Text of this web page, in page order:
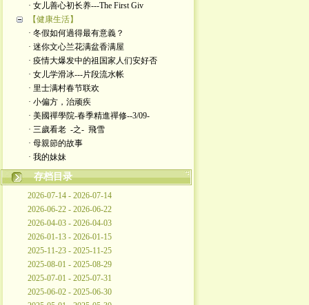
· 女儿善心初长养---The First Giv
【健康生活】
· 冬假如何過得最有意義？
· 迷你文心兰花满盆香满屋
· 疫情大爆发中的祖国家人们安好否
· 女儿学滑冰---片段流水帐
· 里士满村春节联欢
· 小偏方，治顽疾
· 美國禪學院-春季精進禪修--3/09-
· 三歲看老 -之- 飛雪
· 母親節的故事
· 我的妹妹
存档目录
2026-07-14 - 2026-07-14
2026-06-22 - 2026-06-22
2026-04-03 - 2026-04-03
2026-01-13 - 2026-01-15
2025-11-23 - 2025-11-25
2025-08-01 - 2025-08-29
2025-07-01 - 2025-07-31
2025-06-02 - 2025-06-30